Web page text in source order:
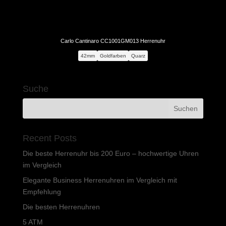
Carlo Cantinaro CC1001GM013 Herrenuhr
42mm Goldfarben Quarz
Suche
Recent Posts
Die beste Herrenuhr bis 200 Euro – hochwertige Uhren
im Vergleich
Elegante Business Herrenuhren im Vergleich mit
Empfehlung
Die besten Herrenuhren
5 ATM